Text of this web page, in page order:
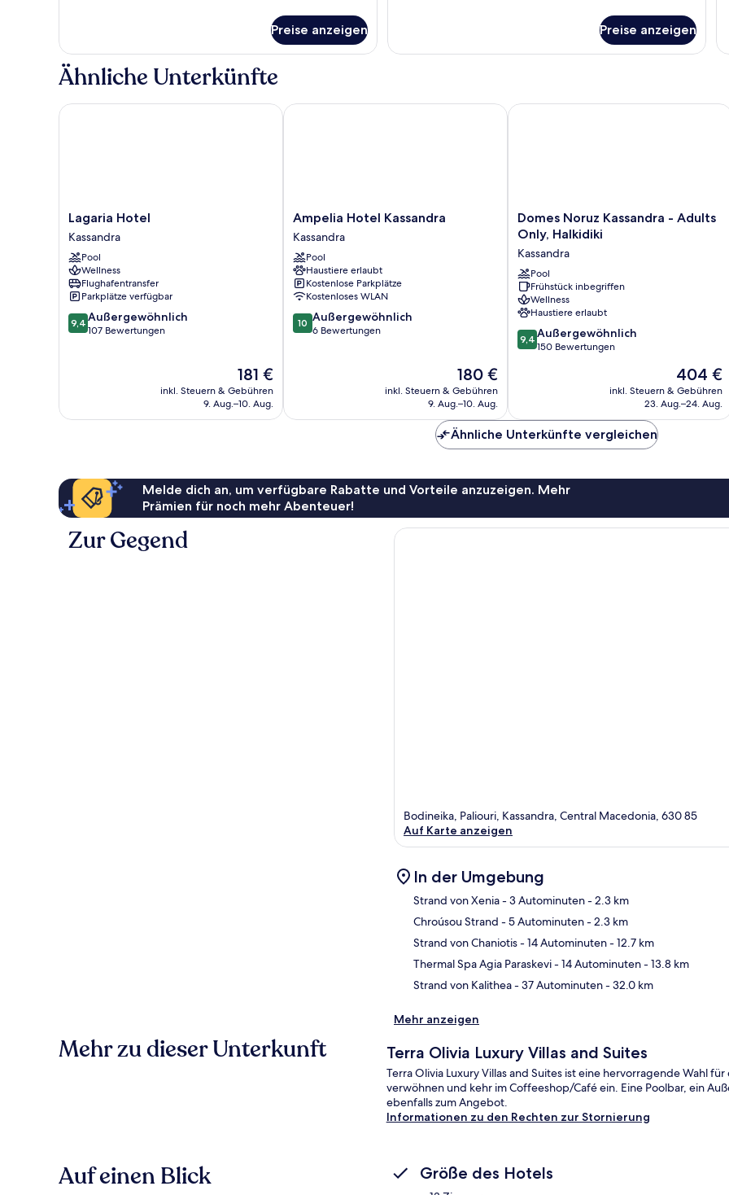
2 Schlafzimmer,
eigener
Pool,
Preise anzeigen
Poolzugang,
Preise anzeigen
Ähnliche Unterkünfte
Lagaria
Hotel
Kassandra
Lagaria Hotel
Kassandra
Pool
Wellness
Flughafentransfer
Parkplätze verfügbar
9.4
von
9,4 Außergewöhnlich
107 Bewertungen
Der
Preis
beträgt
181 €
inkl. Steuern & Gebühren
9. Aug.–10. Aug.
Lagaria Hotel
Ampelia
Hotel
Kassandra
Kassandra
Ampelia Hotel Kassandra
Kassandra
Pool
Haustiere erlaubt
Kostenlose Parkplätze
Kostenloses WLAN
10.0
von
10 Außergewöhnlich
6 Bewertungen
Der
Preis
beträgt
180 €
inkl. Steuern & Gebühren
9. Aug.–10. Aug.
Ampelia Hotel Kassandra
Domes
Noruz
Kassandra
-
Adults
Only,
Halkidiki
Kassandra
Domes Noruz Kassandra - Adults
Only, Halkidiki
Kassandra
Pool
Frühstück inbegriffen
Wellness
Haustiere erlaubt
9.4
von
9,4 Außergewöhnlich
150 Bewertungen
Der
Preis
beträgt
404 €
inkl. Steuern & Gebühren
23. Aug.–24. Aug.
Domes Noruz Kassandra - Adults
Ähnliche Unterkünfte vergleichen
Melde dich an, um verfügbare Rabatte und Vorteile anzuzeigen. Mehr
Prämien für noch mehr Abenteuer!
Zur Gegend
Bodineika, Paliouri, Kassandra, Central Macedonia, 630 85
Auf Karte anzeigen
In der Umgebung
Strand von Xenia- 3 Autominuten- 2.3 km
Chroúsou Strand - 5 Autominuten- 2.3 km
Strand von Chaniotis- 14 Autominuten- 12.7 km
Thermal Spa Agia Paraskevi- 14 Autominuten- 13.8 km
Strand von Kalithea- 37 Autominuten- 32.0 km
Mehr anzeigen
Mehr zu dieser Unterkunft Terra Olivia Luxury Villas and Suites
Terra Olivia Luxury Villas and Suites ist eine hervorragende Wahl
verwöhnen und kehr im Coffeeshop/Café ein. Eine Poolbar, ein
ebenfalls zum Angebot.
Informationen zu den Rechten zur Stornierung
Auf einen Blick Größe des Hotels